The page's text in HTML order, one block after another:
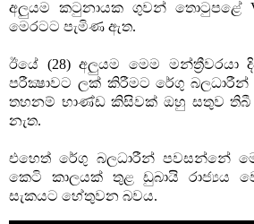
අලුයම කටුනායක ගුවන් තොටුපළේ
මෙරටට පැමිණ ඇත.
ඊයේ (28) අලුයම මෙම මන්ත්‍රීවරයා
පරීක්‍ෂාවට ලක් කිරීමට රේගු
තහනම් භාණ්ඩ කිසිවක් ඔහු සතුව තිබී
නැත.
එහෙත් රේගු බලධාරීන් පවසන්නේ
කෙටි කාලයක් තුළ ඩුබායි රාජ්‍යය
සැකයට හේතුවන බවය.